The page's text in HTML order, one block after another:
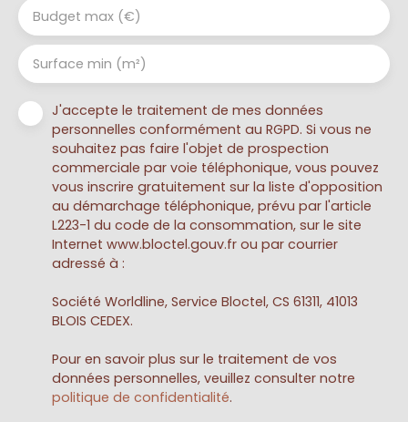
Budget max (€)
Surface min (m²)
J'accepte le traitement de mes données
personnelles conformément au RGPD. Si vous ne
souhaitez pas faire l'objet de prospection
commerciale par voie téléphonique, vous pouvez
vous inscrire gratuitement sur la liste d'opposition
au démarchage téléphonique, prévu par l'article
L223-1 du code de la consommation, sur le site
Internet www.bloctel.gouv.fr ou par courrier
adressé à :
Société Worldline, Service Bloctel, CS 61311, 41013
BLOIS CEDEX.
Pour en savoir plus sur le traitement de vos
données personnelles, veuillez consulter notre
politique de confidentialité.